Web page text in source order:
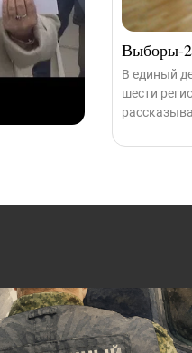
Выборы-
В единый
шести